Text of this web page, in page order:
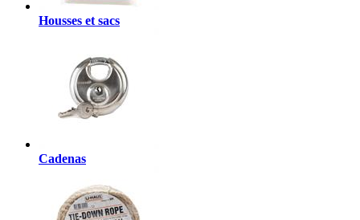
Housses et sacs
Cadenas